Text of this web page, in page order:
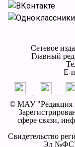
ВКонтакте
Одноклассники
Сетевое
Главный
E-
© МАУ "Редакция
сфере связи,
Свидетельство
Эл